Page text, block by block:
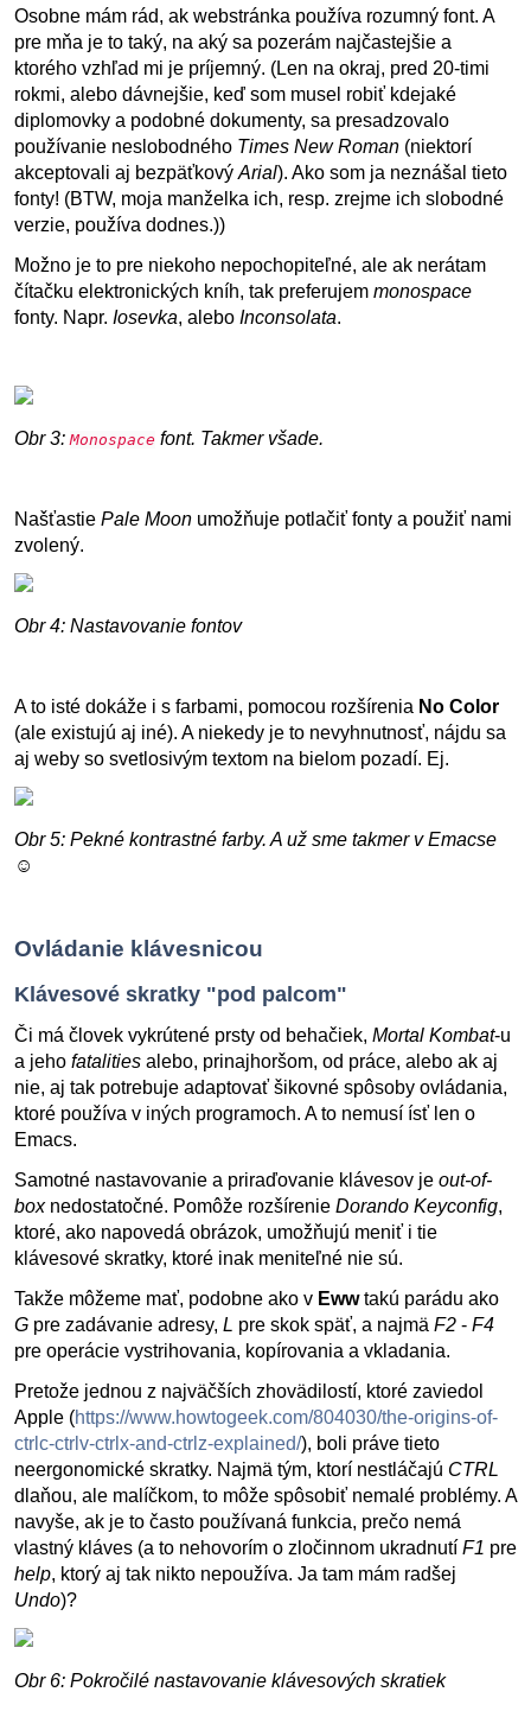
Osobne mám rád, ak webstránka používa rozumný font. A
pre mňa je to taký, na aký sa pozerám najčastejšie a
ktorého vzhľad mi je príjemný. (Len na okraj, pred 20-timi
rokmi, alebo dávnejšie, keď som musel robiť kdejaké
diplomovky a podobné dokumenty, sa presadzovalo
používanie neslobodného Times New Roman (niektorí
akceptovali aj bezpäťkový Arial). Ako som ja neznášal tieto
fonty! (BTW, moja manželka ich, resp. zrejme ich slobodné
verzie, používa dodnes.))
Možno je to pre niekoho nepochopiteľné, ale ak nerátam
čítačku elektronických kníh, tak preferujem monospace
fonty. Napr. Iosevka, alebo Inconsolata.
Obr 3: Monospace font. Takmer všade.
Našťastie Pale Moon umožňuje potlačiť fonty a použiť nami
zvolený.
Obr 4: Nastavovanie fontov
A to isté dokáže i s farbami, pomocou rozšírenia No Color
(ale existujú aj iné). A niekedy je to nevyhnutnosť, nájdu sa
aj weby so svetlosivým textom na bielom pozadí. Ej.
Obr 5: Pekné kontrastné farby. A už sme takmer v Emacse
☺
Ovládanie klávesnicou
Klávesové skratky "pod palcom"
Či má človek vykrútené prsty od behačiek, Mortal Kombat-u
a jeho fatalities alebo, prinajhoršom, od práce, alebo ak aj
nie, aj tak potrebuje adaptovať šikovné spôsoby ovládania,
ktoré používa v iných programoch. A to nemusí ísť len o
Emacs.
Samotné nastavovanie a priraďovanie klávesov je out-of-
boxnedostatočné. Pomôže rozšírenie Dorando Keyconfig,
ktoré, ako napovedá obrázok, umožňujú meniť i tie
klávesové skratky, ktoré inak meniteľné nie sú.
Takže môžeme mať, podobne ako v Ewwtakú parádu ako
G pre zadávanie adresy, L pre skok späť, a najmä F2 - F4
pre operácie vystrihovania, kopírovania a vkladania.
Pretože jednou z najväčších zhovädilostí, ktoré zaviedol
Apple (https://www.howtogeek.com/804030/the-origins-of-
ctrlc-ctrlv-ctrlx-and-ctrlz-explained/), boli práve tieto
neergonomické skratky. Najmä tým, ktorí nestláčajú CTRL
dlaňou, ale malíčkom, to môže spôsobiť nemalé problémy. A
navyše, ak je to často používaná funkcia, prečo nemá
vlastný kláves (a to nehovorím o zločinnom ukradnutí F1 pre
help, ktorý aj tak nikto nepoužíva. Ja tam mám radšej
Undo)?
Obr 6: Pokročilé nastavovanie klávesových skratiek